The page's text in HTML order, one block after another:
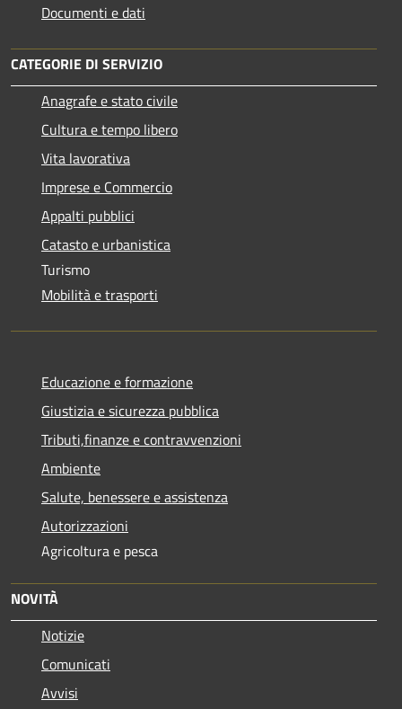
Documenti e dati
CATEGORIE DI SERVIZIO
Anagrafe e stato civile
Cultura e tempo libero
Vita lavorativa
Imprese e Commercio
Appalti pubblici
Catasto e urbanistica
Turismo
Mobilità e trasporti
Educazione e formazione
Giustizia e sicurezza pubblica
Tributi,finanze e contravvenzioni
Ambiente
Salute, benessere e assistenza
Autorizzazioni
Agricoltura e pesca
NOVITÀ
Notizie
Comunicati
Avvisi